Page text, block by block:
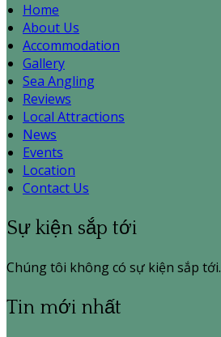
Home
About Us
Accommodation
Gallery
Sea Angling
Reviews
Local Attractions
News
Events
Location
Contact Us
Sự kiện sắp tới
Chúng tôi không có sự kiện sắp tới.
Tin mới nhất